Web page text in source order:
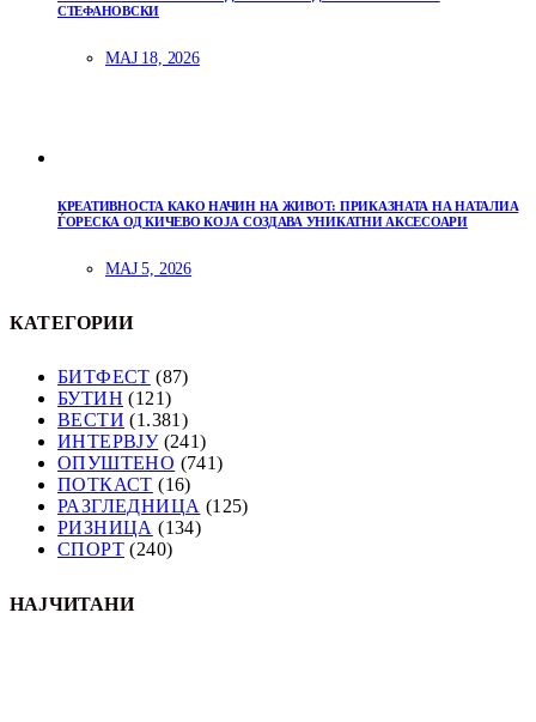
СТЕФАНОВСКИ
МАЈ 18, 2026
КРЕАТИВНОСТА КАКО НАЧИН НА ЖИВОТ: ПРИКАЗНАТА НА НАТАЛИА
ЃОРЕСКА ОД КИЧЕВО КОЈА СОЗДАВА УНИКАТНИ АКСЕСОАРИ
МАЈ 5, 2026
КАТЕГОРИИ
БИТФЕСТ (87)
БУТИН (121)
ВЕСТИ (1.381)
ИНТЕРВЈУ(241)
ОПУШТЕНО (741)
ПОТКАСТ (16)
РАЗГЛЕДНИЦА (125)
РИЗНИЦА (134)
СПОРТ (240)
НАЈЧИТАНИ